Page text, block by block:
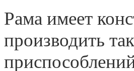
Рама имеет
производить